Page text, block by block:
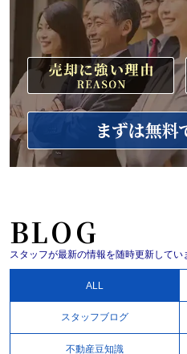
BLOG
スタッフが最新の情報を随時更新してい
ALL
スタッフブログ
不動産豆知識